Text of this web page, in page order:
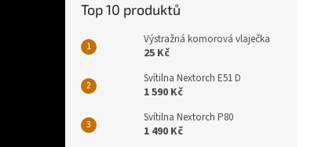
Top 10 produktů
Výstražná komorová vlaječka
25 Kč
Svítilna Nextorch E51 D
1 590 Kč
Svítilna Nextorch P80
1 490 Kč